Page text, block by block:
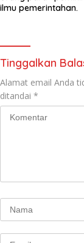
ilmu pemerintahan.
Tinggalkan
Alamat email Anda
ditandai *